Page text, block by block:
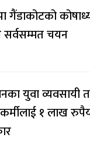
गैंडाकोटको
सर्वसम्मत चयन
युवा व्यवसायी
१ लाख